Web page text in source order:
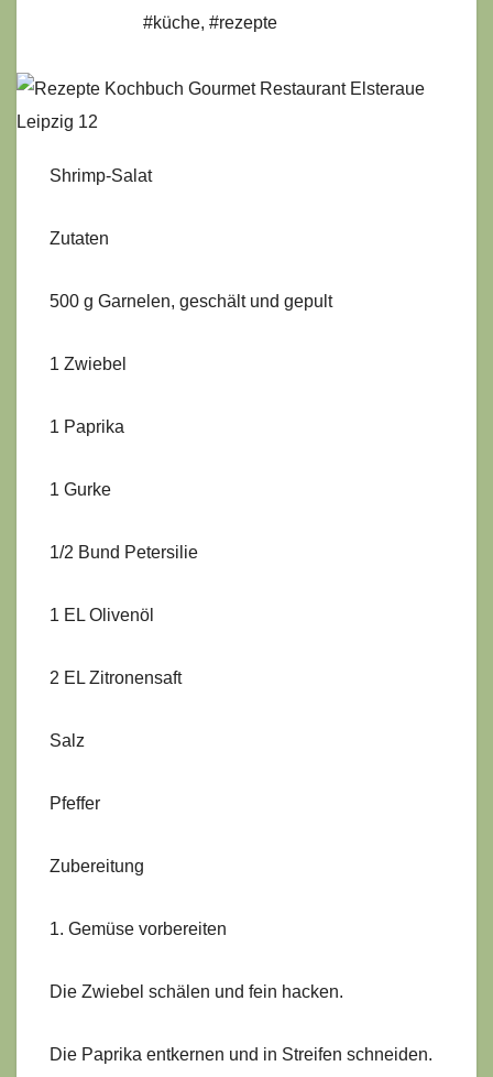
#küche, #rezepte
Shrimp-Salat
Zutaten
500 g Garnelen, geschält und gepult
1 Zwiebel
1 Paprika
1 Gurke
1/2 Bund Petersilie
1 EL Olivenöl
2 EL Zitronensaft
Salz
Pfeffer
Zubereitung
1. Gemüse vorbereiten
Die Zwiebel schälen und fein hacken.
Die Paprika entkernen und in Streifen schneiden.